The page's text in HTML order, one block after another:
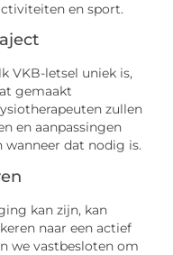
en sport.
VKB-letsel uniek is,
gemaakt
zullen
en aanpassingen
wanneer dat nodig is.
kan zijn, kan
naar een actief
we vastbesloten om